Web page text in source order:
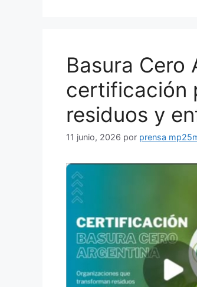
Basura Cero
certificación
residuos y
11 junio, 2026 por prensa